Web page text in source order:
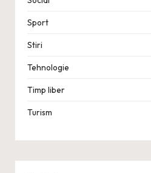
Sport
Stiri
Tehnologie
Timp liber
Turism